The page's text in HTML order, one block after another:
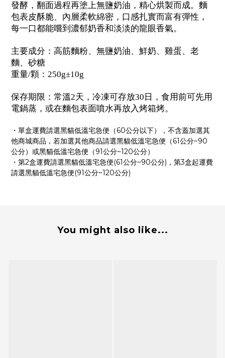
發酵，翻面過程再塗上無鹽奶油，精心烘製而成。麵
包表皮酥脆、內層柔軟綿密，口感扎實而富有彈性，
每一口都能嚐到濃郁奶香和淡淡的龍眼香氣。
主要成分：高筋麵粉、無鹽奶油、鮮奶、雞蛋、老
麵、砂糖
重量/顆：250g±10g
保存期限：常溫2天，冷凍可存放30日，食用前可先用
電鍋蒸，或在麵包表面噴水再放入烤箱烤。
・單盒運費請選黑貓低溫宅急便（60公分以下），不含蓋加選其
他商城商品，若加選其他商品請選黑貓低溫宅急便（61公分~90
公分）或黑貓低溫宅急便（91公分~120公分）
・第2盒運費請選黑貓低溫宅急便(61公分~90公分)，第3盒起運費
請選黑貓低溫宅急便(91公分~120公分)
You might also like...